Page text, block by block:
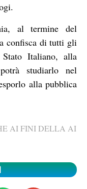
al termine del
confisca di tutti gli
Italiano, alla
studiarlo nel
alla pubblica
AI FINI DELLA AI